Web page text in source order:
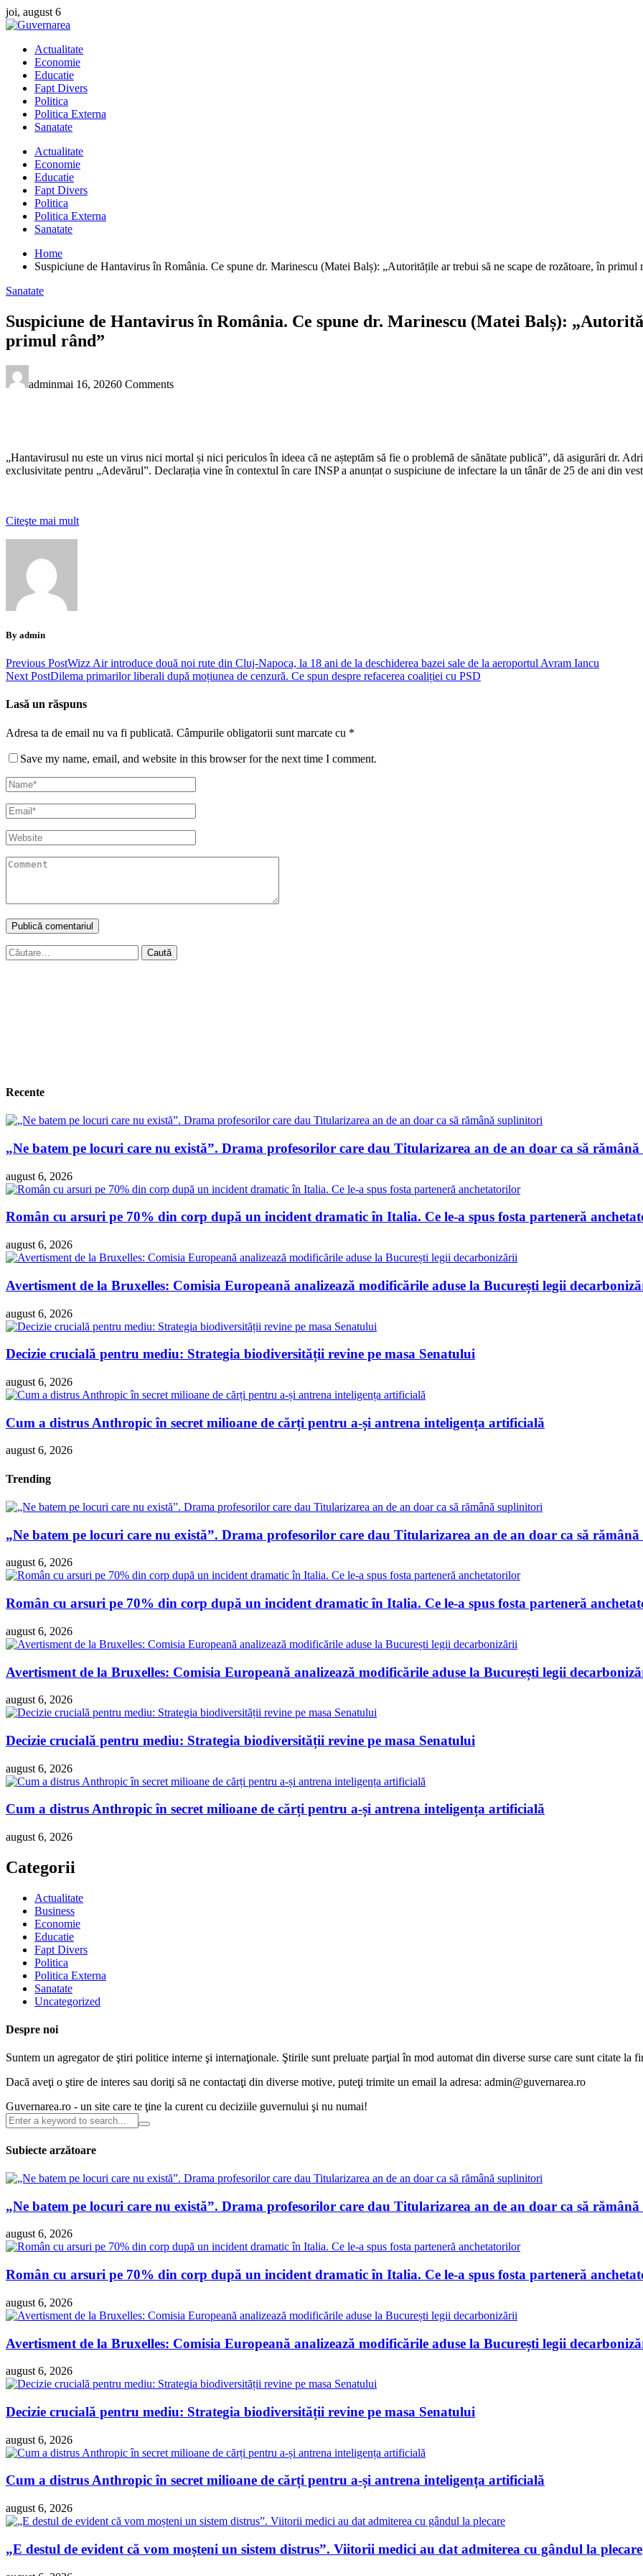
Skip
to
joi, august 6
Actualitate
Economie
Educatie
Fapt Divers
Politica
Politica Externa
Sanatate
Actualitate
Economie
Educatie
Fapt Divers
Politica
Politica Externa
Sanatate
Home
Suspiciune de Hantavirus în România. Ce spune dr. Marinescu (Matei Balș): „Autoritățile ar trebui să ne scape de rozătoare, în primul
Sanatate
Suspiciune de Hantavirus în România. Ce spune dr. Marinescu (Matei Balș):
primul rând”
adminmai 16, 20260 Comments
„Hantavirusul nu este un virus nici mortal și nici periculos în ideea că ne așteptăm să fie o problemă de sănătate publică”, dă asigurări dr.
exclusivitate pentru „Adevărul”. Declarația vine în contextul în care INSP a anunțat o suspiciune de infectare la un tânăr de 25 de ani din
Citeşte mai mult
By admin
Previous PostWizz Air introduce două noi rute din Cluj-Napoca, la 18 ani de la deschiderea bazei sale de la aeroportul Avram Iancu
Next PostDilema primarilor liberali după moțiunea de cenzură. Ce spun despre refacerea coaliției cu PSD
Lasă un răspuns
Adresa ta de email nu va fi publicată. Câmpurile obligatorii sunt marcate cu *
Save my name, email, and website in this browser for the next time I comment.
Caută
după:
Recente
„Ne batem pe locuri care nu există”. Drama profesorilor care dau Titularizarea an de an doar ca să
august 6, 2026
Român cu arsuri pe 70% din corp după un incident dramatic în Italia. Ce le-a spus fosta parteneră
august 6, 2026
Avertisment de la Bruxelles: Comisia Europeană analizează modificările aduse la București legii
august 6, 2026
Decizie crucială pentru mediu: Strategia biodiversității revine pe masa Senatului
august 6, 2026
Cum a distrus Anthropic în secret milioane de cărți pentru a-și antrena inteligența artificială
august 6, 2026
Trending
„Ne batem pe locuri care nu există”. Drama profesorilor care dau Titularizarea an de an doar ca să
august 6, 2026
Român cu arsuri pe 70% din corp după un incident dramatic în Italia. Ce le-a spus fosta parteneră
august 6, 2026
Avertisment de la Bruxelles: Comisia Europeană analizează modificările aduse la București legii
august 6, 2026
Decizie crucială pentru mediu: Strategia biodiversității revine pe masa Senatului
august 6, 2026
Cum a distrus Anthropic în secret milioane de cărți pentru a-și antrena inteligența artificială
august 6, 2026
Categorii
Actualitate
Business
Economie
Educatie
Fapt Divers
Politica
Politica Externa
Sanatate
Uncategorized
Despre noi
Suntem un agregator de ştiri politice interne şi internaţionale. Ştirile sunt preluate parţial în mod automat din diverse surse care sunt citate la
Dacă aveţi o ştire de interes sau doriţi să ne contactaţi din diverse motive, puteţi trimite un email la adresa: admin@guvernarea.ro
Guvernarea.ro - un site care te ţine la curent cu deciziile guvernului şi nu numai!
Subiecte arzătoare
„Ne batem pe locuri care nu există”. Drama profesorilor care dau Titularizarea an de an doar ca să
august 6, 2026
Român cu arsuri pe 70% din corp după un incident dramatic în Italia. Ce le-a spus fosta parteneră
august 6, 2026
Avertisment de la Bruxelles: Comisia Europeană analizează modificările aduse la București legii
august 6, 2026
Decizie crucială pentru mediu: Strategia biodiversității revine pe masa Senatului
august 6, 2026
Cum a distrus Anthropic în secret milioane de cărți pentru a-și antrena inteligența artificială
august 6, 2026
„E destul de evident că vom moșteni un sistem distrus”. Viitorii medici au dat admiterea cu gândul la plecare